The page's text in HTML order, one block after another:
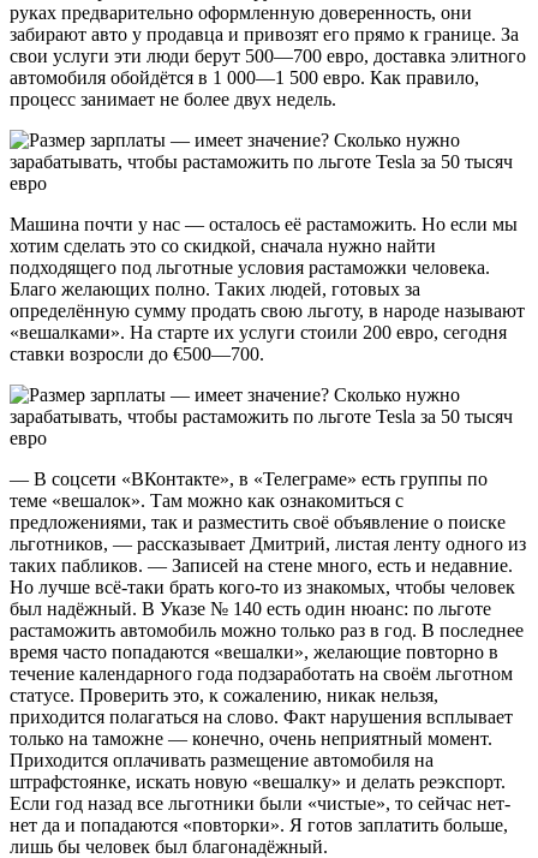
руках предварительно оформленную доверенность, они
забирают авто у продавца и привозят его прямо к границе. За
свои услуги эти люди берут 500—700 евро, доставка элитного
автомобиля обойдётся в 1 000—1 500 евро. Как правило,
процесс занимает не более двух недель.
Машина почти у нас — осталось её растаможить. Но если мы
хотим сделать это со скидкой, сначала нужно найти
подходящего под льготные условия растаможки человека.
Благо желающих полно. Таких людей, готовых за
определённую сумму продать свою льготу, в народе называют
«вешалками». На старте их услуги стоили 200 евро, сегодня
ставки возросли до €500—700.
— В соцсети «ВКонтакте», в «Телеграме» есть группы по
теме «вешалок». Там можно как ознакомиться с
предложениями, так и разместить своё объявление о поиске
льготников, — рассказывает Дмитрий, листая ленту одного из
таких пабликов. — Записей на стене много, есть и недавние.
Но лучше всё-таки брать кого-то из знакомых, чтобы человек
был надёжный. В Указе № 140 есть один нюанс: по льготе
растаможить автомобиль можно только раз в год. В последнее
время часто попадаются «вешалки», желающие повторно в
течение календарного года подзаработать на своём льготном
статусе. Проверить это, к сожалению, никак нельзя,
приходится полагаться на слово. Факт нарушения всплывает
только на таможне — конечно, очень неприятный момент.
Приходится оплачивать размещение автомобиля на
штрафстоянке, искать новую «вешалку» и делать реэкспорт.
Если год назад все льготники были «чистые», то сейчас нет-
нет да и попадаются «повторки». Я готов заплатить больше,
лишь бы человек был благонадёжный.